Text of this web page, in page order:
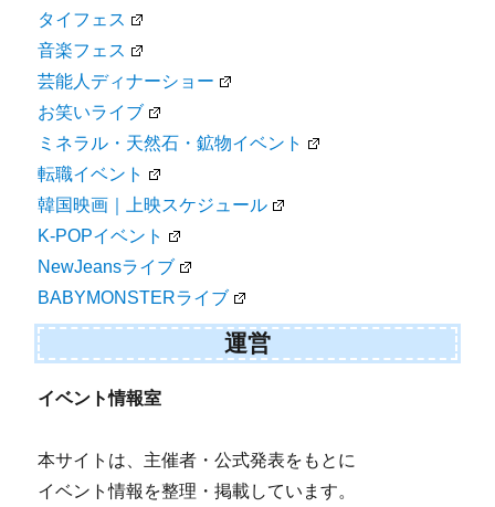
タイフェス
音楽フェス
芸能人ディナーショー
お笑いライブ
ミネラル・天然石・鉱物イベント
転職イベント
韓国映画｜上映スケジュール
K-POPイベント
NewJeansライブ
BABYMONSTERライブ
運営
イベント情報室
本サイトは、主催者・公式発表をもとに
イベント情報を整理・掲載しています。